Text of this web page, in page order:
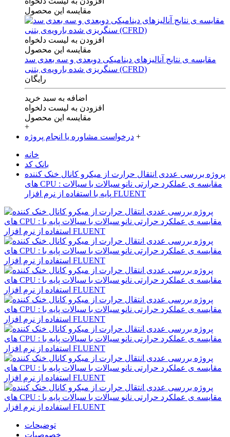
مقایسه این محصول
افزودن به لیست دلخواه
مقایسه این محصول
مقایسه ی‌ نتایج آنالیزهای‌ دینامیکی‌ دوبعدی‌ و‌ سه بعدی‌ سد
سنگریزی‌ شده با‌رویه‌ی‌ بتنی‌ (CFRD)
رایگان
اضافه به سبد خرید
افزودن به لیست دلخواه
مقایسه این محصول
+
درخواست مشاوره یا انجام پروژه +
خانه
بانک کد
پروژه بررسی عددی انتقال حرارت از میکرو کانال خنک کننده
های CPU : مقایسه ی عملکرد حرارتی نانو سیالات با سیالات
پایه با استفاده از نرم افزار FLUENT
توضیحات
خصوصیات